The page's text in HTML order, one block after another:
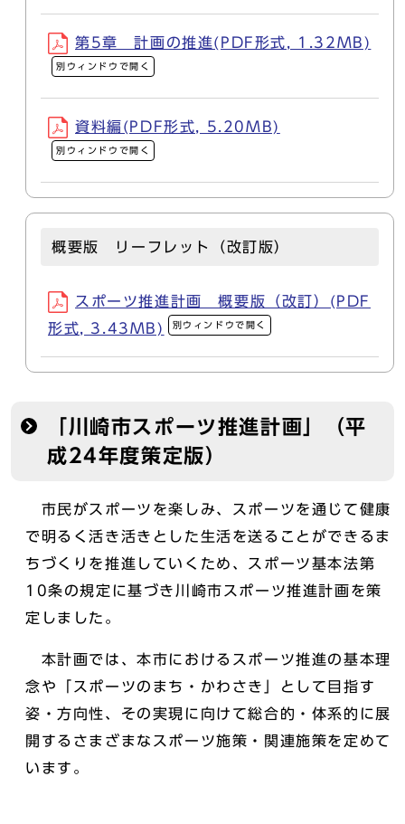
第5章 計画の推進(PDF形式, 1.32MB)
別ウィンドウで開く
資料編(PDF形式, 5.20MB)
別ウィンドウで開く
概要版 リーフレット（改訂版）
スポーツ推進計画 概要版（改訂）(PDF
形式, 3.43MB)
別ウィンドウで開く
「川崎市スポーツ推進計画」（平
成24年度策定版）
市民がスポーツを楽しみ、スポーツを通じて健康
で明るく活き活きとした生活を送ることができるま
ちづくりを推進していくため、スポーツ基本法第
10条の規定に基づき川崎市スポーツ推進計画を策
定しました。
本計画では、本市におけるスポーツ推進の基本理
念や「スポーツのまち・かわさき」として目指す
姿・方向性、その実現に向けて総合的・体系的に展
開するさまざまなスポーツ施策・関連施策を定めて
います。